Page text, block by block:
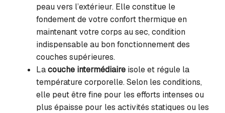
peau vers l’extérieur. Elle constitue le
fondement de votre confort thermique en
maintenant votre corps au sec, condition
indispensable au bon fonctionnement des
couches supérieures.
Lacouche intermédiaire isole et régule la
température corporelle. Selon les conditions,
elle peut être fine pour les efforts intenses ou
plus épaisse pour les activités statiques ou les